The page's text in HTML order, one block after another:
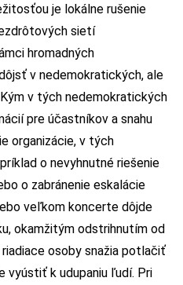
je lokálne rušenie
sietí
hromadných
v nedemokratických, ale
v tých nedemokratických
pre účastníkov a snahu
organizácie, v tých
o nevyhnutné riešenie
o zabránenie eskalácie
veľkom koncerte dôjde
okamžitým odstrihnutím od
osoby snažia potlačiť
vyústiť k udupaniu ľudí. Pri